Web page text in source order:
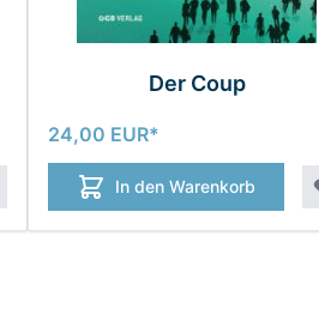
Der Coup
24,00 EUR
In den Warenkorb